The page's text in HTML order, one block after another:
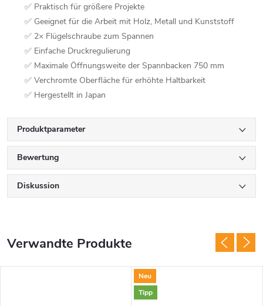
✅ Praktisch für größere Projekte
✅ Geeignet für die Arbeit mit Holz, Metall und Kunststoff
✅ 2× Flügelschraube zum Spannen
✅ Einfache Druckregulierung
✅ Maximale Öffnungsweite der Spannbacken 750 mm
✅ Verchromte Oberfläche für erhöhte Haltbarkeit
✅ Hergestellt in Japan
Produktparameter
Bewertung
Diskussion
Verwandte Produkte
Neu
Tipp